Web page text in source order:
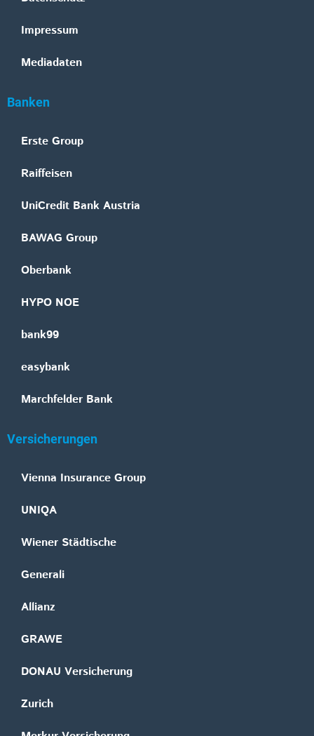
Impressum
Mediadaten
Banken
Erste Group
Raiffeisen
UniCredit Bank Austria
BAWAG Group
Oberbank
HYPO NOE
bank99
easybank
Marchfelder Bank
Versicherungen
Vienna Insurance Group
UNIQA
Wiener Städtische
Generali
Allianz
GRAWE
DONAU Versicherung
Zurich